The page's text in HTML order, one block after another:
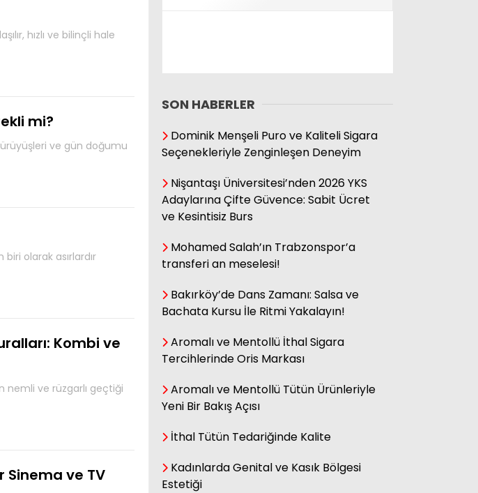
hızlı ve bilinçli hale
mi?
ve gün doğumu
olarak asırlardır
Kombi ve
nemli ve rüzgarlı geçtiği
Sinema ve TV
SON HABERLER
Dominik Menşeli Puro ve Kaliteli Sigara
Seçenekleriyle Zenginleşen Deneyim
Nişantaşı Üniversitesi’nden 2026 YKS
Adaylarına Çifte Güvence: Sabit Ücret
ve Kesintisiz Burs
Mohamed Salah’ın Trabzonspor’a
transferi an meselesi!
Bakırköy’de Dans Zamanı: Salsa ve
Bachata Kursu İle Ritmi Yakalayın!
Aromalı ve Mentollü İthal Sigara
Tercihlerinde Oris Markası
Aromalı ve Mentollü Tütün Ürünleriyle
Yeni Bir Bakış Açısı
İthal Tütün Tedariğinde Kalite
Kadınlarda Genital ve Kasık Bölgesi
Estetiği